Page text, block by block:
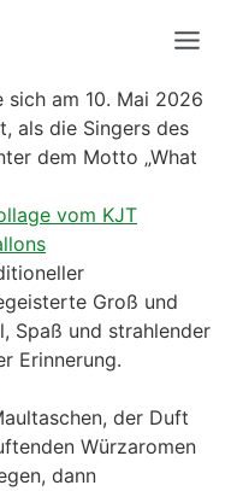
sich am 10. Mai 2026
als die Singers des
dem Motto „What
Groß und
Spaß und strahlender
Erinnerung.
der Duft
Würzaromen
dann